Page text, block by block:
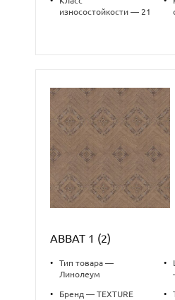
износостойкости — 21
ABBAT 1 (2)
•
Тип товара —
Линолеум
• Бренд — TEXTURE
•
•